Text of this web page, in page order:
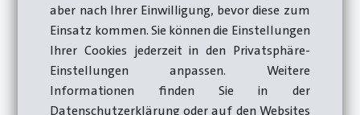
aber nach Ihrer Einwilligung, bevor diese zum
Einsatz kommen. Sie können die Einstellungen
Ihrer Cookies jederzeit in den Privatsphäre-
Einstellungen anpassen. Weitere
Informationen finden Sie in der
Datenschutzerklärung oder auf den Websites
Vor einem Jahr hat Hatebur mit dem Umzug des
Montagewerks von Brugg nach Birsfelden ein neues
Kapitel in seiner Unternehmensgeschichte
aufgeschlagen. Heute, ein Jahr nach dem Neustart
in Birsfelden, zeigt sich: Der Übergang ist gelungen.